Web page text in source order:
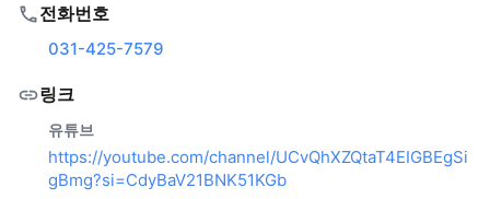
전화번호
031-425-7579
링크
유튜브
https://youtube.com/channel/UCvQhXZQtaT4EIGBEgSi
gBmg?si=CdyBaV21BNK51KGb